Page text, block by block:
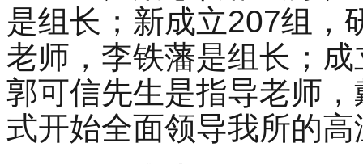
是组长；新成立207组，
老师，李铁藩是组长；成
郭可信先生是指导老师
式开始全面领导我所的